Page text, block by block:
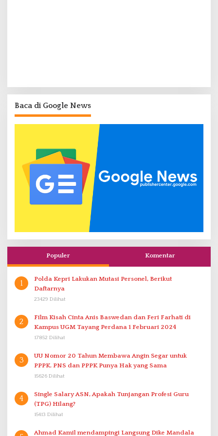
Baca di Google News
Populer Komentar
1
Polda Kepri Lakukan Mutasi Personel, Berikut
Daftarnya
23429 Dilihat
2
Film Kisah Cinta Anis Baswedan dan Feri Farhati di
Kampus UGM Tayang Perdana 1 Februari 2024
17852 Dilihat
3
UU Nomor 20 Tahun Membawa Angin Segar untuk
PPPK. PNS dan PPPK Punya Hak yang Sama
15626 Dilihat
4
Single Salary ASN, Apakah Tunjangan Profesi Guru
(TPG) Hilang?
15413 Dilihat
Ahmad Kamil mendampingi Langsung Dike Mandala